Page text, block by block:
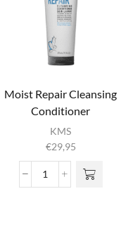
Moist Repair Cleansing
Conditioner
KMS
€29,95
Moist